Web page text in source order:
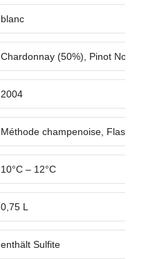
blanc
Chardonnay (50%), Pinot Noir
2004
Méthode champenoise,
10°C – 12°C
0,75 L
enthält Sulfite